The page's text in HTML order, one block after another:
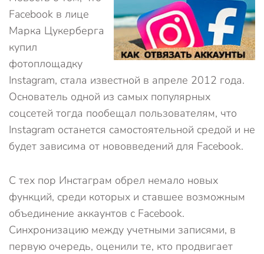
Facebook в лице
Марка Цукерберга
купил
фотоплощадку
Instagram, стала известной в апреле 2012 года.
Основатель одной из самых популярных
соцсетей тогда пообещал пользователям, что
Instagram останется самостоятельной средой и не
будет зависима от нововведений для Facebook.
С тех пор Инстаграм обрел немало новых
функций, среди которых и ставшее возможным
объединение аккаунтов с Facebook.
Синхронизацию между учетными записями, в
первую очередь, оценили те, кто продвигает